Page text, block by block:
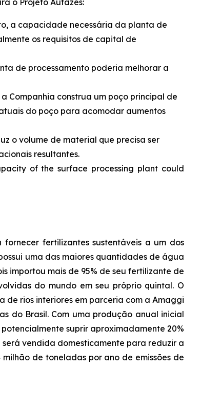
o Projeto Autazes:
a capacidade necessária da planta de
os requisitos de capital de
de processamento poderia melhorar a
Companhia construa um poço principal de
do poço para acomodar aumentos
o volume de material que precisa ser
resultantes.
of the surface processing plant could
fertilizantes sustentáveis a um dos
uma das maiores quantidades de água
importou mais de 95% de seu fertilizante de
do mundo em seu próprio quintal. O
de rios interiores em parceria com a Amaggi
do Brasil. Com uma produção anual inicial
suprir aproximadamente 20%
vendida domesticamente para reduzir a
de toneladas por ano de emissões de